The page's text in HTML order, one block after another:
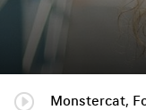
Monstercat,